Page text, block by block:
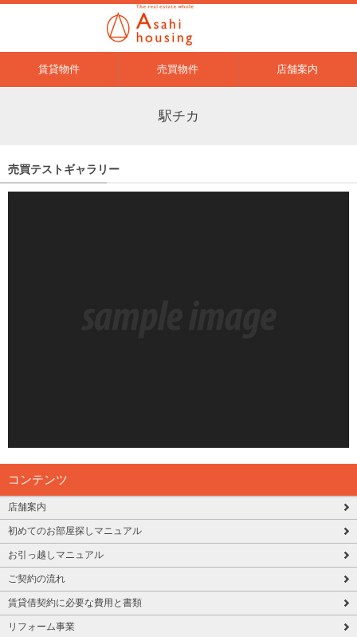
賃貸物件 売買物件 店舗案内
駅チカ
売買テストギャラリー
コンテンツ
店舗案内
初めてのお部屋探しマニュアル
お引っ越しマニュアル
ご契約の流れ
賃貸借契約に必要な費用と書類
リフォーム事業